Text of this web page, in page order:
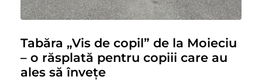
Tabăra „Vis de copil” de la Moieciu
– o răsplată pentru copiii care au
ales să învețe